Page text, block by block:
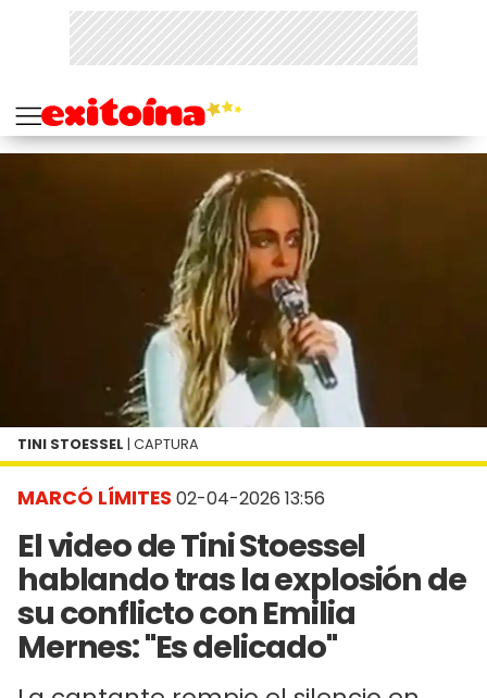
MARCÓ LÍMITES 02-04-2026 13:56
El video de Tini Stoessel
hablando tras la explosión de
su conflicto con Emilia
Mernes: "Es delicado"
TINI STOESSEL | CAPTURA